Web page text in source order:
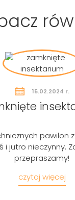
15.02.2024 r.
pawilon
i jutro nieczynny.
przepraszamy!
czytaj więcej